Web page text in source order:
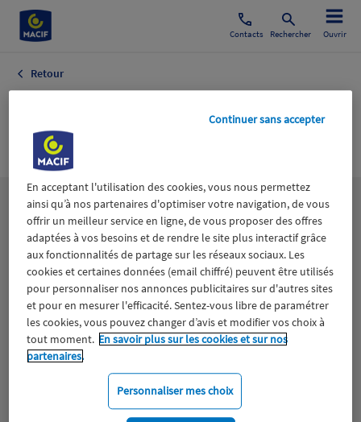
Contacts Rechercher Ouvrir
Retour
Economie
Lesthématiques
Aidants Catastrophes naturelles Climat
Engagement Epargne ESS
Expérience clients Fondation Macif Jeunesse
Mutualisme
En acceptant l'utilisation des cookies, vous nous permettez
ainsi qu’à nos partenaires d'optimiser votre navigation, de vous
offrir un meilleur service en ligne, de vous proposer des offres
adaptées à vos besoins et de rendre le site plus interactif grâce
aux fonctionnalités de partage sur les réseaux sociaux. Les
cookies et certaines données (email chiffré) peuvent être utilisés
pour personnaliser nos annonces publicitaires sur d'autres sites
et pour en mesurer l'efficacité. Sentez-vous libre de paramétrer
les cookies, vous pouvez changer d’avis et modifier vos choix à
tout moment. En savoir plus sur les cookies et sur nos
partenaires.
Personnaliser mes choix
Continuer sans accepter